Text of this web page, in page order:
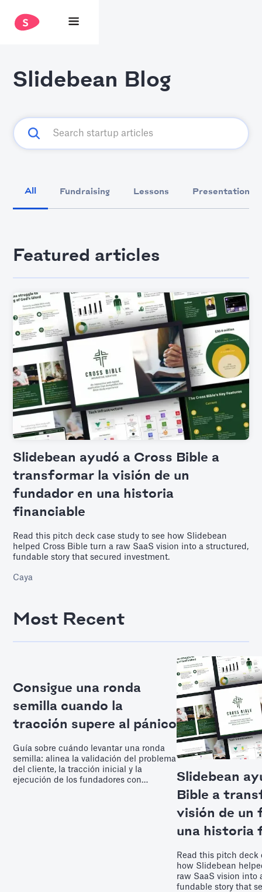
Slidebean Blog
All Fundraising Lessons Presentation
Featured articles
Slidebean ayudó a Cross Bible a
transformar la visión de un
fundador en una historia
financiable
Read this pitch deck case study to see how Slidebean
helped Cross Bible turn a raw SaaS vision into a structured,
fundable story that secured investment.
Caya
Most Recent
Consigue una ronda
semilla cuando la
tracción supere al pánico
Guía sobre cuándo levantar una ronda
semilla: alinea la validación del problema
del cliente, la tracción inicial y la
ejecución de los fundadores con
Slidebean
Bible a
visión de un
una historia
Read this pitch deck
how Slidebean
raw SaaS vision into
fundable story that